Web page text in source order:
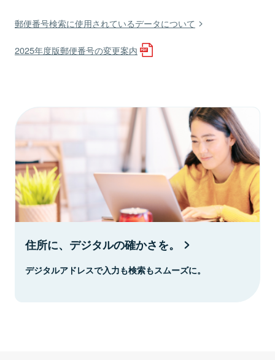
郵便番号検索に使用されているデータについて
2025年度版郵便番号の変更案内
住所に、デジタルの確かさを。
デジタルアドレスで入力も検索もスムーズに。